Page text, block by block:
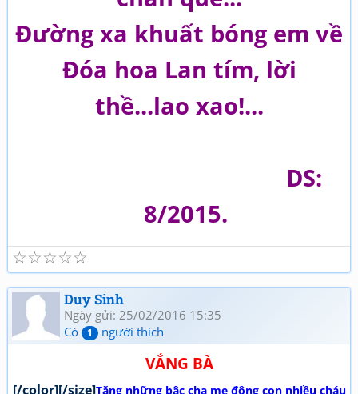
Đường xa khuất bóng em về
Đóa hoa Lan tím, lời
thề...lao xao!...
DS:
8/2015.
☆
☆
☆
☆
☆
Duy Sinh
Ngày gửi: 25/02/2016 15:35
Có
1 người thích
VẮNG BÀ
[/color][/size]Tặng những bậc cha mẹ đông con nhiều cháu